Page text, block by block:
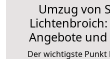
Umzug von
Angebote und
Der wichtigste Punkt